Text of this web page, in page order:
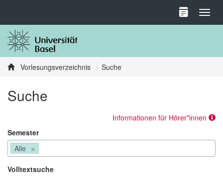
Vorlesungsverzeichnis Suche
Suche
Informationen für Hörer*innen
Semester
×
Alle
Volltextsuche